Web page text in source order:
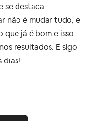
se destaca.
não é mudar tudo, e
que já é bom e isso
resultados. E sigo
dias!